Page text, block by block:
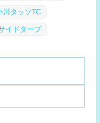
川タッソTC
イドタープ